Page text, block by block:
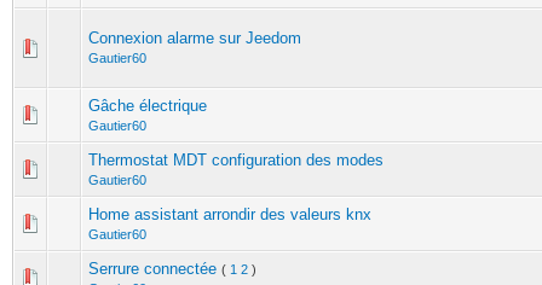
Connexion alarme sur Jeedom
Gautier60
Gâche électrique
Gautier60
Thermostat MDT configuration des modes
Gautier60
Home assistant arrondir des valeurs knx
Gautier60
Serrure connectée ( 1 2 )